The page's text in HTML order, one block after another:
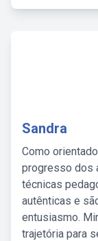
Sandra
Como
progresso dos
técnicas
autênticas e
entusiasmo.
trajetória para